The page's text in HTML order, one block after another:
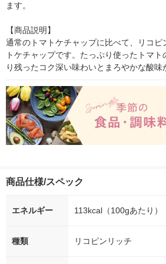
ます。
【商品説明】
通常のトマトケチャップに比べて、リコピ
トケチャップです。たっぷり使ったトマ
り残ったコク深い味わいとまろやかな酸味
商品仕様/スペック
エネルギー 113kcal（100gあたり）
種類 リコピンリッチ